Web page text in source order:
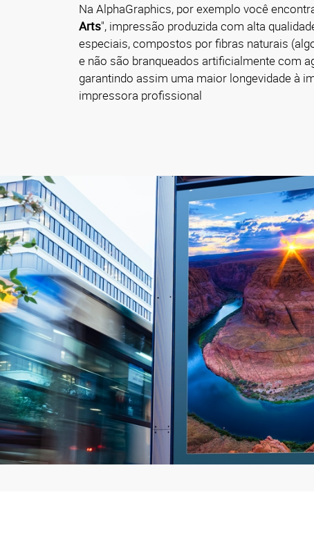
Na AlphaGraphics, por exemplo você
Arts", impressão produzida com alta
especiais, compostos por fibras naturais
e não são branqueados artificialmente com
garantindo assim uma maior longevidade à
impressora profissional